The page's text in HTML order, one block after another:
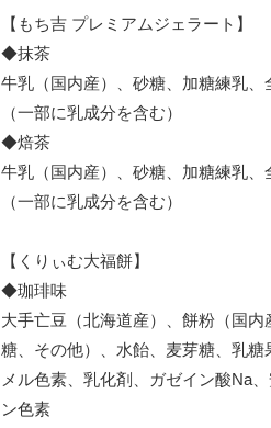
【もち吉 プレミアムジェラート】
◆抹茶
牛乳（国内産）、砂糖、加糖練乳、
（一部に乳成分を含む）
◆焙茶
牛乳（国内産）、砂糖、加糖練乳、
（一部に乳成分を含む）
【くりぃむ大福餅】
◆珈琲味
大手亡豆（北海道産）、餅粉（国
糖、その他）、水飴、麦芽糖、乳
メル色素、乳化剤、ガゼイン酸Na
ン色素